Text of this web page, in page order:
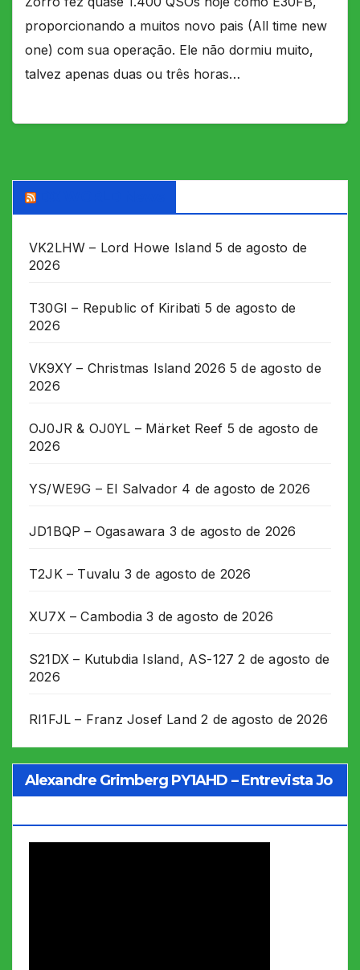
proporcionando a muitos novo pais (All time new
one) com sua operação. Ele não dormiu muito,
talvez apenas duas ou três horas…
VK2LHW – Lord Howe Island 5 de agosto de
2026
T30GI – Republic of Kiribati 5 de agosto de
2026
VK9XY – Christmas Island 2026 5 de agosto de
2026
OJ0JR & OJ0YL – Märket Reef 5 de agosto de
2026
YS/WE9G – El Salvador 4 de agosto de 2026
JD1BQP – Ogasawara 3 de agosto de 2026
T2JK – Tuvalu 3 de agosto de 2026
XU7X – Cambodia 3 de agosto de 2026
S21DX – Kutubdia Island, AS-127 2 de agosto de
2026
RI1FJL – Franz Josef Land 2 de agosto de 2026
Alexandre Grimberg PY1AHD – Entrevista Jo